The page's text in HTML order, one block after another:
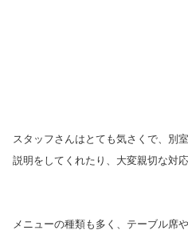
スタッフさんはとても気さくで、別
説明をしてくれたり、大変親切な対
メニューの種類も多く、テーブル席